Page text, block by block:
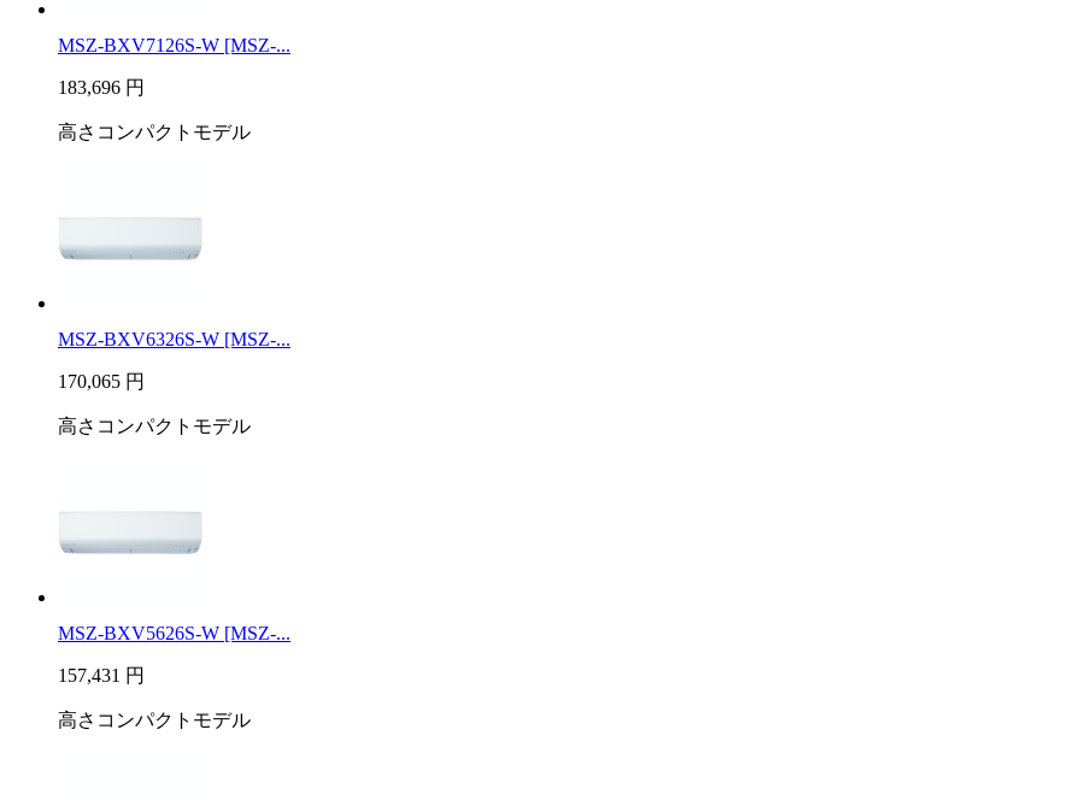
MSZ-BXV7126S-W [MSZ-...
183,696 円
高さコンパクトモデル
MSZ-BXV6326S-W [MSZ-...
170,065 円
高さコンパクトモデル
MSZ-BXV5626S-W [MSZ-...
157,431 円
高さコンパクトモデル